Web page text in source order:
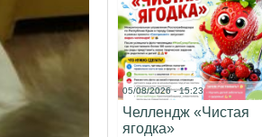
05/08/2026 - 15:23
Челлендж «Чистая
ягодка»